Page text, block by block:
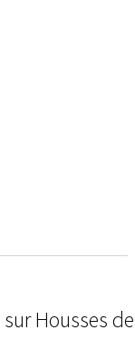
sur Housses de